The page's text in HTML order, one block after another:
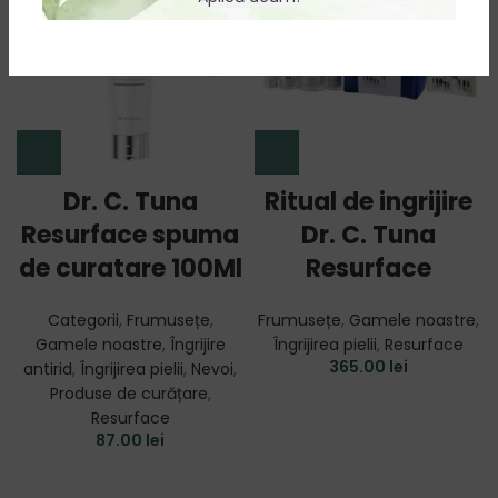
Dr. C. Tuna
Resurface spuma
de curatare 100Ml
Categorii, Frumusețe,
Gamele noastre, Îngrijire
antirid, Îngrijirea pielii, Nevoi,
Produse de curățare,
Resurface
87.00 lei
Ritual de ingrijire
Dr. C. Tuna
Resurface
Frumusețe, Gamele noastre,
Îngrijirea pielii, Resurface
365.00 lei